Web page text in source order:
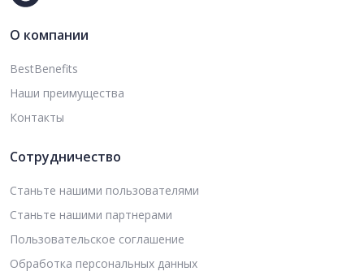
О компании
BestBenefits
Наши преимущества
Контакты
Сотрудничество
Станьте нашими пользователями
Станьте нашими партнерами
Пользовательское соглашение
Обработка персональных данных